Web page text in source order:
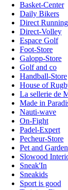
Basket-Center
Daily Bikers
Direct Running
Direct-Volley
Espace Golf
Foot-Store
Galopp-Store
Golf and co
Handball-Store
House of
La sellerie de
Made in
Nauti-wave
On-Fight
Padel-Expert
Pecheur-Store
Pet and Garden
Slowood
Sneak'In
Sneakids
Sport is good